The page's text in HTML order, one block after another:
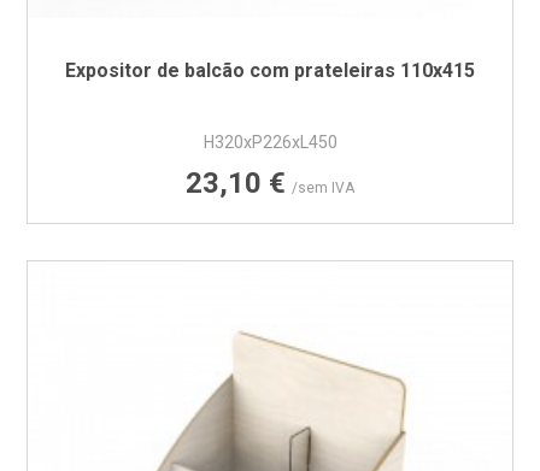
Expositor de balcão com prateleiras 110x415
H320xP226xL450
Preço
23,10 € /sem IVA